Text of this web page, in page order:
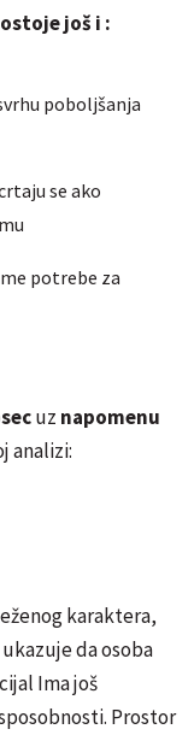
još i :
poboljšanja
se ako
potrebe za
uz napomenu
analizi:
karaktera,
da osoba
Ima još
Prostor